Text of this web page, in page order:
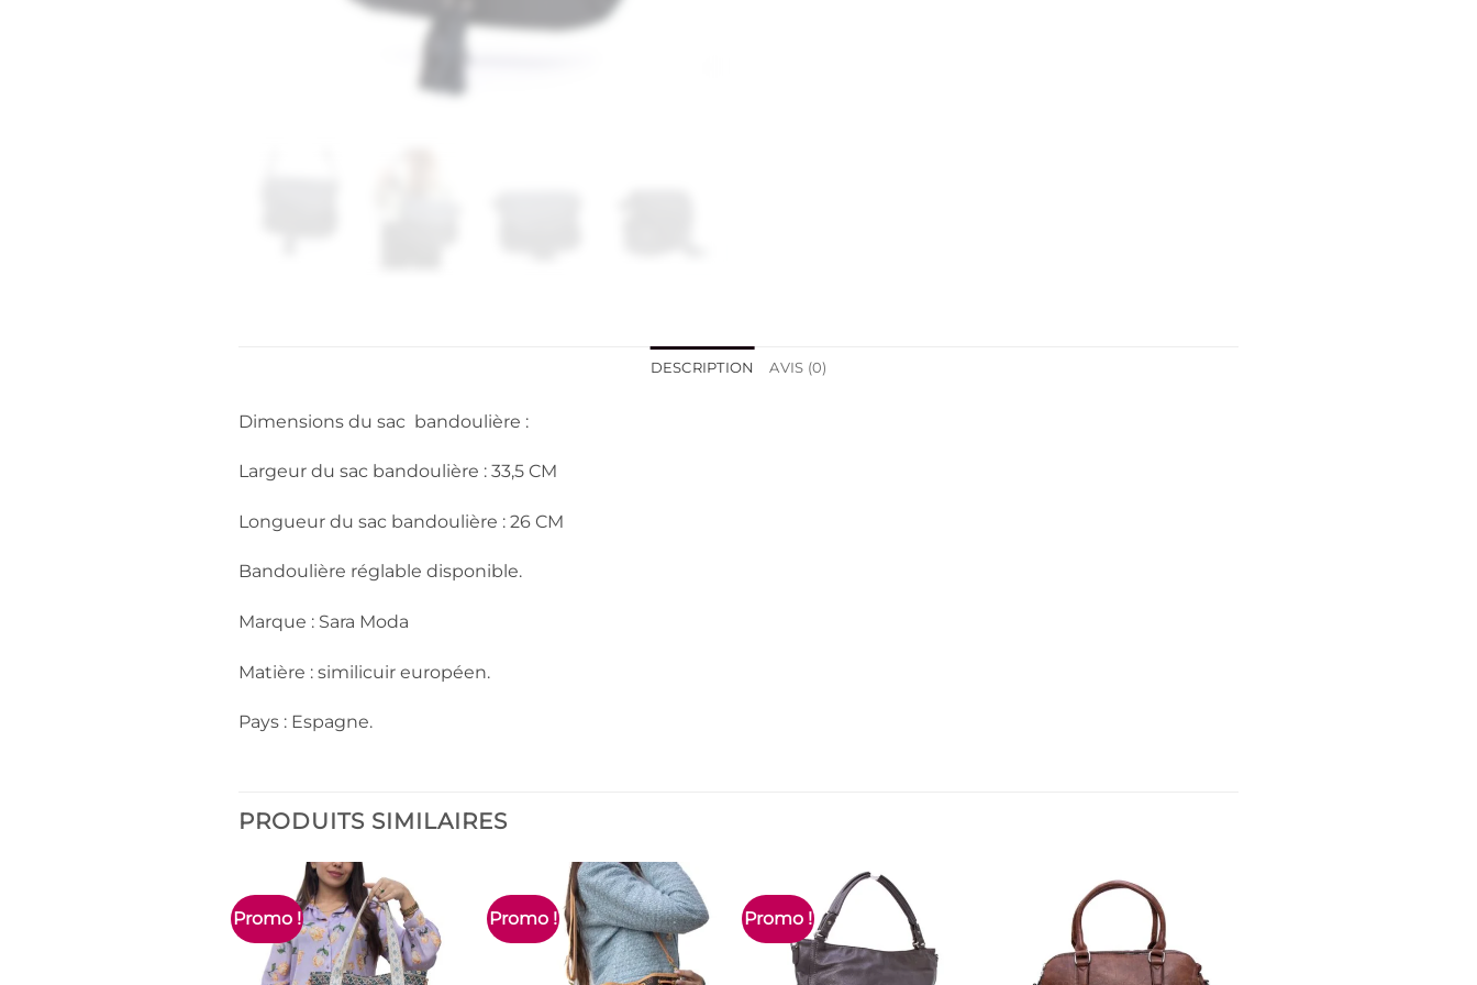
DESCRIPTION AVIS (0)
Dimensions du sac bandoulière :
Largeur du sac bandoulière : 33,5 CM
Longueur du sac bandoulière : 26 CM
Bandoulière réglable disponible.
Marque : Sara Moda
Matière : similicuir européen.
Pays : Espagne.
PRODUITS SIMILAIRES
Promo ! Promo ! Promo !